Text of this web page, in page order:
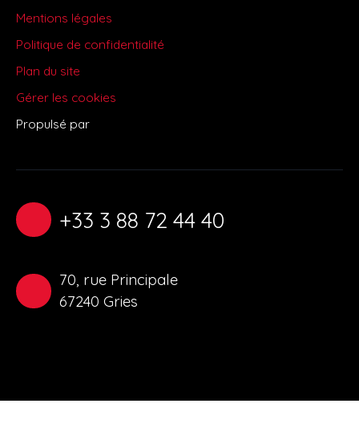
Mentions légales
Politique de confidentialité
Plan du site
Gérer les cookies
Propulsé par
+33 3 88 72 44 40
70, rue Principale
67240 Gries